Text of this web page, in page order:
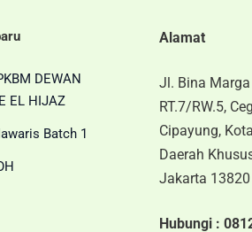
DEWAN
EL HIJAZ
Batch 1
Alamat
Jl. Bina
RT.7/RW.5,
Cipayung,
Daerah
Jakarta 13820
Hubungi :